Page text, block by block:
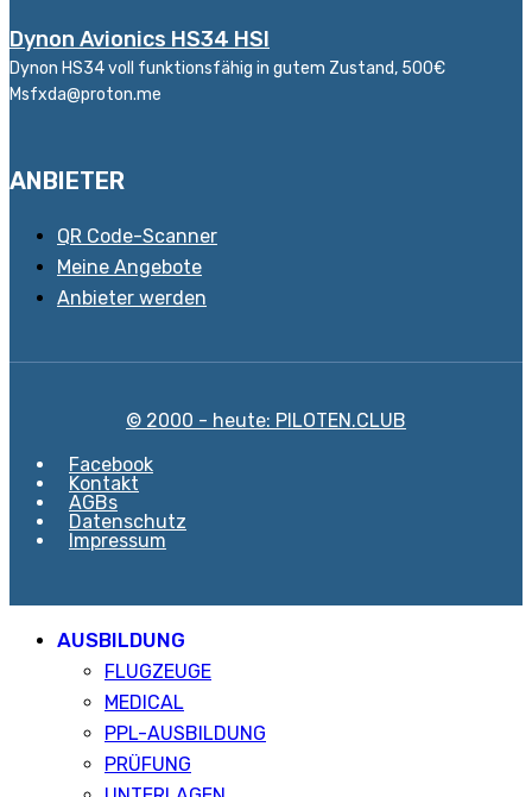
Dynon Avionics HS34 HSI
Dynon HS34 voll funktionsfähig in gutem Zustand, 500€
Msfxda@proton.me
ANBIETER
QR Code-Scanner
Meine Angebote
Anbieter werden
© 2000 - heute: PILOTEN.CLUB
Facebook
Kontakt
AGBs
Datenschutz
Impressum
AUSBILDUNG
FLUGZEUGE
MEDICAL
PPL-AUSBILDUNG
PRÜFUNG